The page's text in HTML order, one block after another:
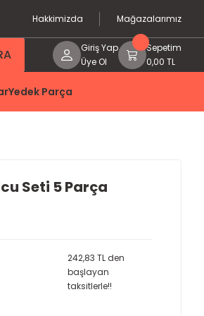
Hakkimizda Mağazalarımız
Giriş Yap
Üye Ol
Sepetim
0,00 TL
Yedek Parça
Seti 5 Parça
242,83 TL den
başlayan
taksitlerle!!